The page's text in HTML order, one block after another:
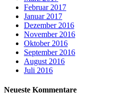
Februar 2017
Januar 2017
Dezember 2016
November 2016
Oktober 2016
September 2016
August 2016
Juli 2016
Neueste Kommentare